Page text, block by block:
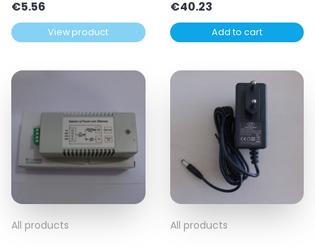
€5.56
View product
€40.23
Add to cart
All products All products